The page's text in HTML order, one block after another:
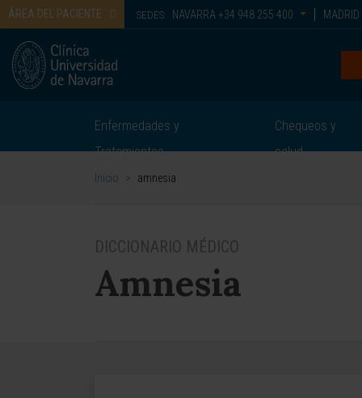
ÁREA DEL PACIENTE SEDES: NAVARRA +34 948 255 400 MADRID
Enfermedades y
Tratamientos
Chequeos y
salud
Inicio > amnesia
DICCIONARIO MÉDICO
Amnesia